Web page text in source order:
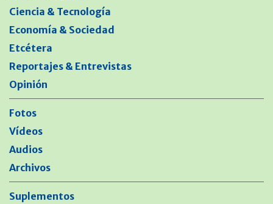
Ciencia & Tecnología
Economía & Sociedad
Etcétera
Reportajes & Entrevistas
Opinión
Fotos
Vídeos
Audios
Archivos
Suplementos